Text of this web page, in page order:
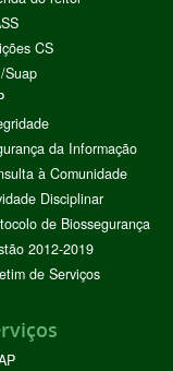
CS
Suap
da Informação
à Comunidade
Disciplinar
de Biossegurança
2012-2019
de Serviços